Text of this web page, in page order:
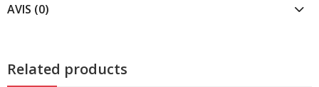
AVIS (0)
Related products